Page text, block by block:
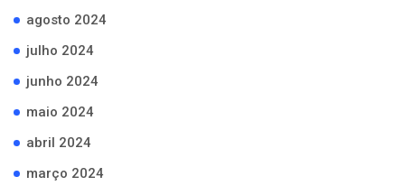
agosto 2024
julho 2024
junho 2024
maio 2024
abril 2024
março 2024